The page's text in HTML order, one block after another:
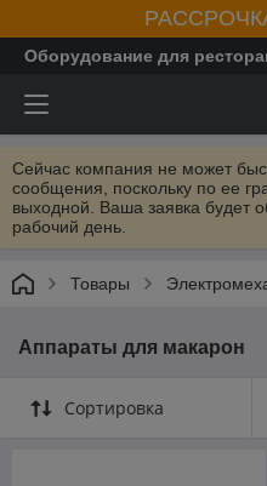
Оборудование для
Сейчас компания не может
сообщения, поскольку по ее
выходной. Ваша заявка будет
рабочий день.
Товары
Аппараты для макарон
Сортировка